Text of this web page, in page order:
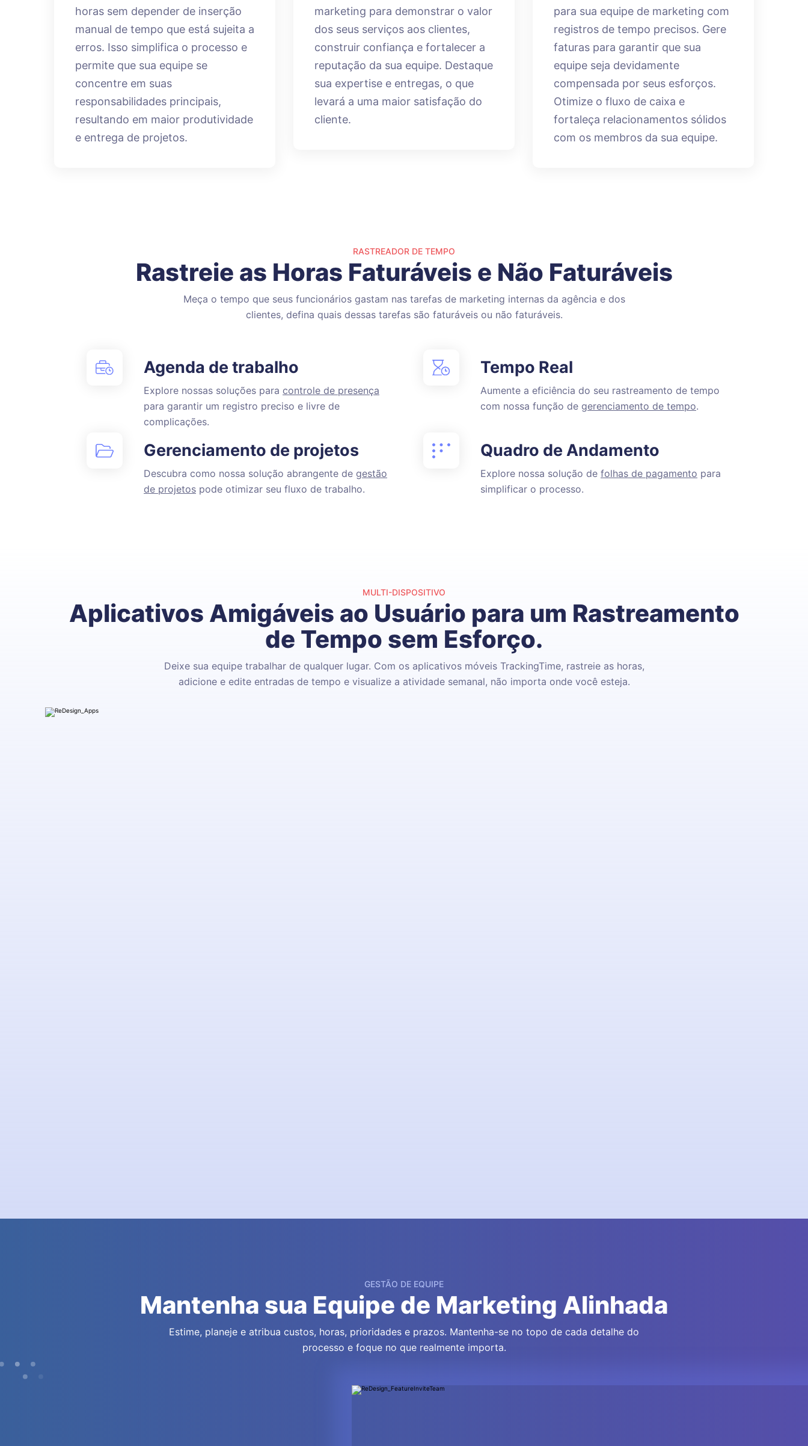
horas sem depender de inserção
manual de tempo que está sujeita a
erros. Isso simplifica o processo e
permite que sua equipe se
concentre em suas
responsabilidades principais,
resultando em maior produtividade
e entrega de projetos.
marketing para demonstrar o valor
dos seus serviços aos clientes,
construir confiança e fortalecer a
reputação da sua equipe. Destaque
sua expertise e entregas, o que
levará a uma maior satisfação do
cliente.
para sua equipe de marketing com
registros de tempo precisos. Gere
faturas para garantir que sua
equipe seja devidamente
compensada por seus esforços.
Otimize o fluxo de caixa e
fortaleça relacionamentos sólidos
com os membros da sua equipe.
RASTREADOR DE TEMPO
Rastreie as Horas Faturáveis e Não Faturáveis
Meça o tempo que seus funcionários gastam nas tarefas de marketing internas da agência e dos
clientes, defina quais dessas tarefas são faturáveis ou não faturáveis.
Agenda de trabalho
Explore nossas soluções para controle de presença
para garantir um registro preciso e livre de
complicações.
Tempo Real
Aumente a eficiência do seu rastreamento de tempo
com nossa função de gerenciamento de tempo.
Gerenciamento de projetos
Descubra como nossa solução abrangente de gestão
de projetos pode otimizar seu fluxo de trabalho.
Quadro de Andamento
Explore nossa solução de folhas de pagamento para
simplificar o processo.
MULTI-DISPOSITIVO
Aplicativos Amigáveis ao Usuário para um Rastreamento
de Tempo sem Esforço.
Deixe sua equipe trabalhar de qualquer lugar. Com os aplicativos móveis TrackingTime, rastreie as horas,
adicione e edite entradas de tempo e visualize a atividade semanal, não importa onde você esteja.
GESTÃO DE EQUIPE
Mantenha sua Equipe de Marketing Alinhada
Estime, planeje e atribua custos, horas, prioridades e prazos. Mantenha-se no topo de cada detalhe do
processo e foque no que realmente importa.